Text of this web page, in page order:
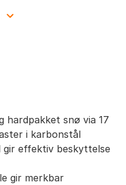
men stabil
i tåboksen.
størrelse for best
å forebygge gnagsår,
snø via 17
i karbonstål
gir effektiv beskyttelse
gir merkbar